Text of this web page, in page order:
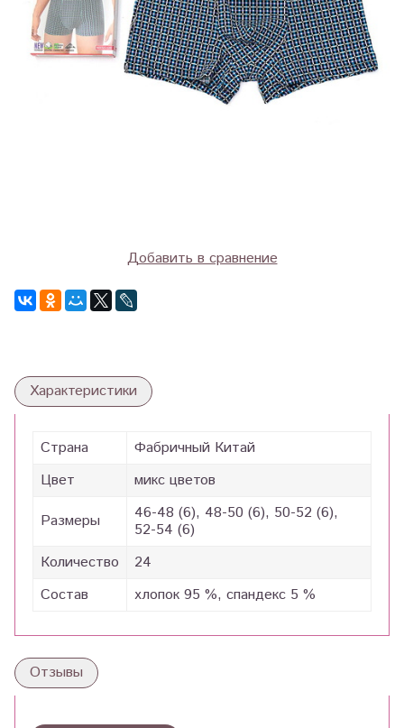
Добавить в сравнение
Характеристики
Страна
Фабричный Китай
Цвет
микс цветов
Размеры
46-48 (6), 48-50 (6), 50-52 (6),
52-54 (6)
Количество
24
Состав
хлопок 95 %, спандекс 5 %
Отзывы